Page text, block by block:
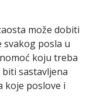
može dobiti
posla u
koju treba
sastavljena
koje poslove i